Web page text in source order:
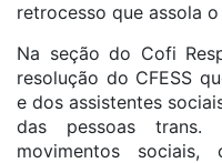
retrocesso que assola o
Na seção do Cofi
resolução do CFESS
e dos assistentes
das pessoas trans.
movimentos